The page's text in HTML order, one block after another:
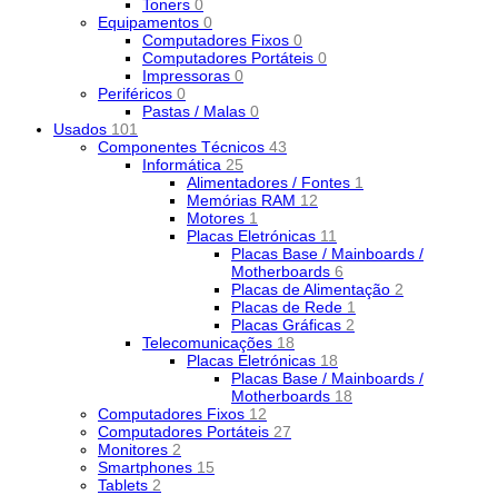
Toners 0
Equipamentos 0
Computadores Fixos 0
Computadores Portáteis 0
Impressoras 0
Periféricos 0
Pastas / Malas 0
Usados 101
Componentes Técnicos 43
Informática 25
Alimentadores / Fontes 1
Memórias RAM 12
Motores 1
Placas Eletrónicas 11
Placas Base / Mainboards /
Motherboards 6
Placas de Alimentação 2
Placas de Rede 1
Placas Gráficas 2
Telecomunicações 18
Placas Eletrónicas 18
Placas Base / Mainboards /
Motherboards 18
Computadores Fixos 12
Computadores Portáteis 27
Monitores 2
Smartphones 15
Tablets 2